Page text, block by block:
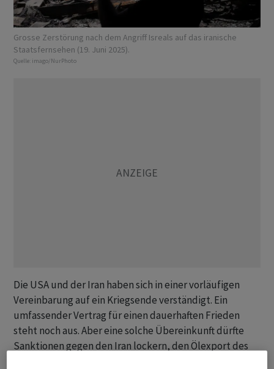
Grosse Zerstörung nach dem Angriff Isreals auf das iranische
Staatsfernsehen (19. Juni 2025).
Quelle: imago/NurPhoto
Die USA und der Iran haben sich in einer vorläufigen
Vereinbarung auf ein Kriegsende verständigt. Ein
umfassender Vertrag für einen dauerhaften Frieden
steht noch ‌aus. Aber ⁠eine solche Übereinkunft dürfte
Sanktionen gegen den Iran lockern, den Ölexport des